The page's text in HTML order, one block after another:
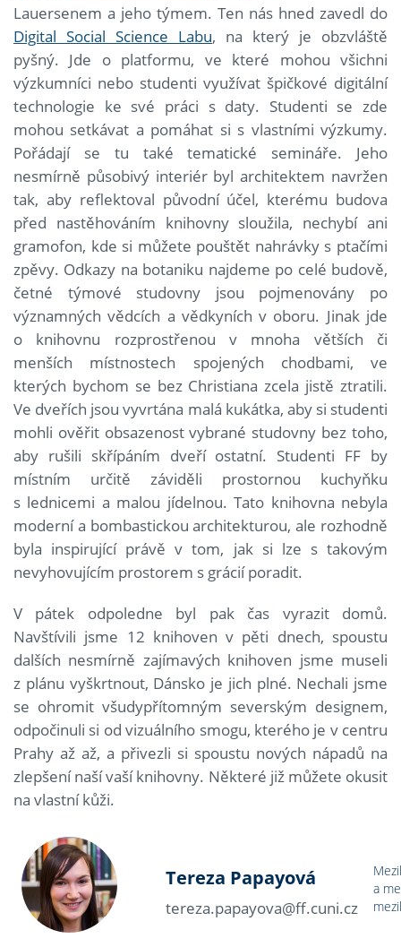
Lauersenem a jeho týmem. Ten nás hned zavedl do
Digital Social Science Labu, na který je obzvláště
pyšný. Jde o platformu, ve které mohou všichni
výzkumníci nebo studenti využívat špičkové digitální
technologie ke své práci s daty. Studenti se zde
mohou setkávat a pomáhat si s vlastními výzkumy.
Pořádají se tu také tematické semináře. Jeho
nesmírně působivý interiér byl architektem navržen
tak, aby reflektoval původní účel, kterému budova
před nastěhováním knihovny sloužila, nechybí ani
gramofon, kde si můžete pouštět nahrávky s ptačími
zpěvy. Odkazy na botaniku najdeme po celé budově,
četné týmové studovny jsou pojmenovány po
významných vědcích a vědkyních v oboru. Jinak jde
o knihovnu rozprostřenou v mnoha větších či
menších místnostech spojených chodbami, ve
kterých bychom se bez Christiana zcela jistě ztratili.
Ve dveřích jsou vyvrtána malá kukátka, aby si studenti
mohli ověřit obsazenost vybrané studovny bez toho,
aby rušili skřípáním dveří ostatní. Studenti FF by
místním určitě záviděli prostornou kuchyňku
s lednicemi a malou jídelnou. Tato knihovna nebyla
moderní a bombastickou architekturou, ale rozhodně
byla inspirující právě v tom, jak si lze s takovým
nevyhovujícím prostorem s grácií poradit.
V pátek odpoledne byl pak čas vyrazit domů.
Navštívili jsme 12 knihoven v pěti dnech, spoustu
dalších nesmírně zajímavých knihoven jsme museli
z plánu vyškrtnout, Dánsko je jich plné. Nechali jsme
se ohromit všudypřítomným severským designem,
odpočinuli si od vizuálního smogu, kterého je v centru
Prahy až až, a přivezli si spoustu nových nápadů na
zlepšení naší vaší knihovny. Některé již můžete okusit
na vlastní kůži.
Tereza Papayová
tereza.papayova@ff.cuni.cz
a